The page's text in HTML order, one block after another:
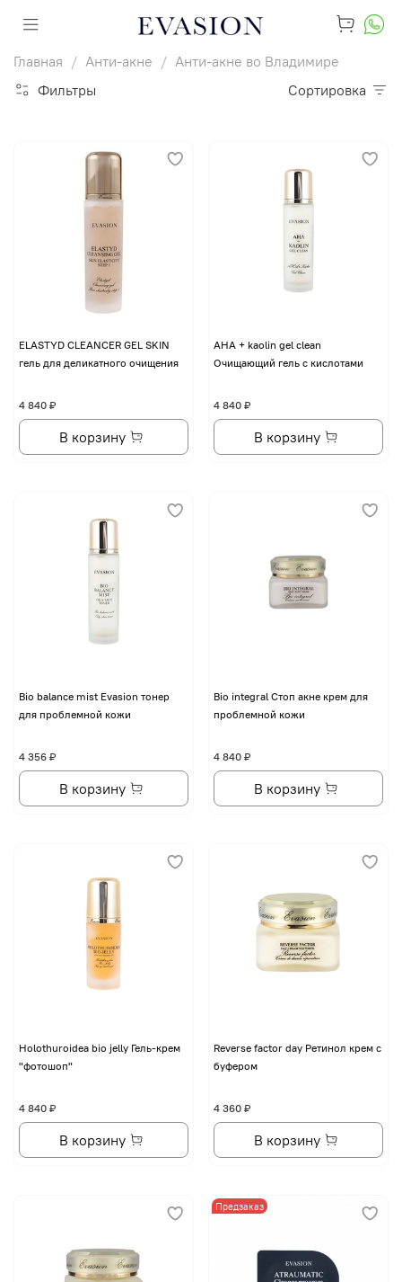
Главная Анти-акне
Анти-акне во Владимире
Фильтры
Сортировка
ELASTYD CLEANCER GEL SKIN
гель для деликатного очищения
4 840 ₽
В корзину
AHA + kaolin gel clean
Очищающий гель с кислотами
4 840 ₽
В корзину
Bio balance mist Evasion тонер
для проблемной кожи
4 356 ₽
В корзину
Bio integral Стоп акне крем для
проблемной кожи
4 840 ₽
В корзину
Holothuroidea bio jelly Гель-крем
"фотошоп"
4 840 ₽
В корзину
Reverse factor day Ретинол крем с
буфером
4 360 ₽
В корзину
Предзаказ